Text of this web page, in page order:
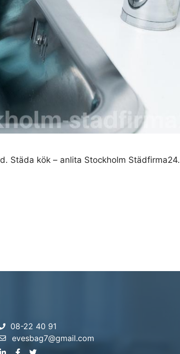
Städa kök – anlita Stockholm Städfirma24.
08-22 40 91
evesbag7@gmail.com